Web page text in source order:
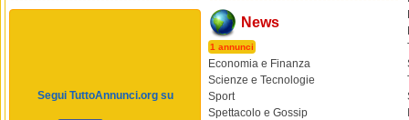
Segui TuttoAnnunci.org su
News
1 annunci
Economia e Finanza
Scienze e Tecnologie
Sport
Spettacolo e Gossip